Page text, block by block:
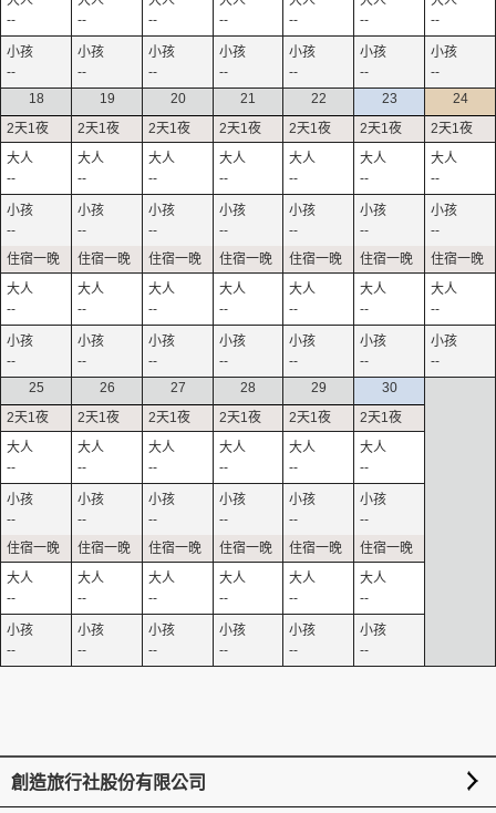
--
--
--
--
--
--
--
--
--
--
--
--
--
--
18
--
--
--
--
19
--
--
--
--
20
--
--
--
--
21
--
--
--
--
22
--
--
--
--
23
--
--
--
--
24
--
--
--
--
25
--
--
--
--
26
--
--
--
--
27
--
--
--
--
28
--
--
--
--
29
--
--
--
--
30
--
--
--
--
創造旅行社股份有限公司